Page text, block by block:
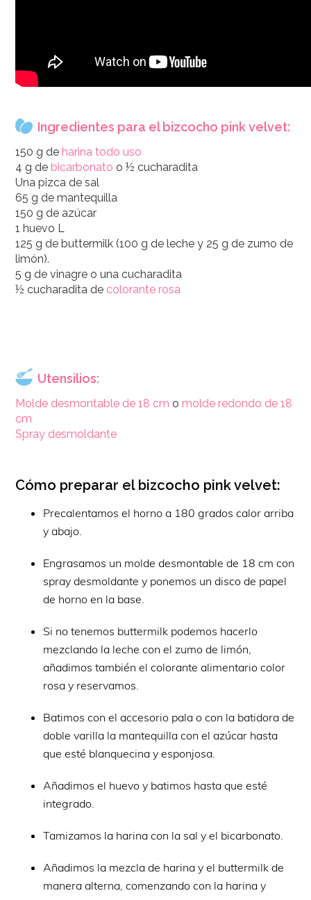
Ingredientes para el bizcocho pink velvet:
150 g de harina todo uso
4 g de bicarbonato o ½ cucharadita
Una pizca de sal
65 g de mantequilla
150 g de azúcar
1 huevo L
125 g de buttermilk (100 g de leche y 25 g de zumo de
limón).
5 g de vinagre o una cucharadita
½ cucharadita de colorante rosa
Utensilios:
Molde desmontable de 18 cm o molde redondo de 18
cm
Spray desmoldante
Cómo preparar el bizcocho pink velvet:
Precalentamos el horno a 180 grados calor arriba
y abajo.
Engrasamos un molde desmontable de 18 cm con
spray desmoldante y ponemos un disco de papel
de horno en la base.
Si no tenemos buttermilk podemos hacerlo
mezclando la leche con el zumo de limón,
añadimos también el colorante alimentario color
rosa y reservamos.
Batimos con el accesorio pala o con la batidora de
doble varilla la mantequilla con el azúcar hasta
que esté blanquecina y esponjosa.
Añadimos el huevo y batimos hasta que esté
integrado.
Tamizamos la harina con la sal y el bicarbonato.
Añadimos la mezcla de harina y el buttermilk de
manera alterna, comenzando con la harina y